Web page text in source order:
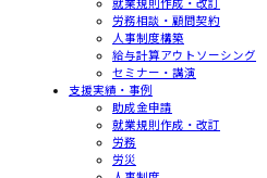
就業規則作成・改訂
労務相談・顧問契約
人事制度構築
給与計算アウトソーシング
セミナー・講演
支援実績・事例
助成金申請
就業規則作成・改訂
労務
労災